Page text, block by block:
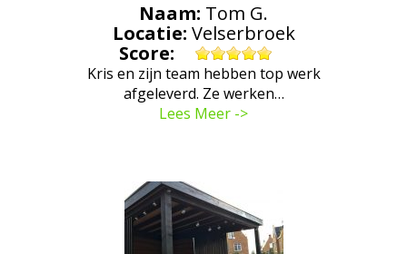
Naam: Tom G.
Locatie: Velserbroek
Score:
Kris en zijn team hebben top werk
afgeleverd. Ze werken…
Lees Meer ->